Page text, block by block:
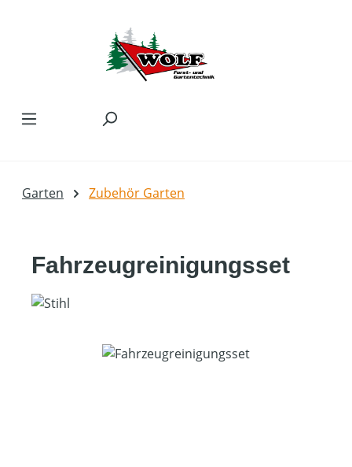
Garten Zubehör Garten
Fahrzeugreinigungsset
Bildergalerie überspringen